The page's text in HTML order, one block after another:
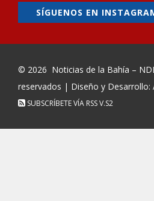
SÍGUENOS EN
© 2026 Noticias de la Bahía –
reservados | Diseño y Desarrollo:
SUBSCRÍBETE VÍA RSSV.S2